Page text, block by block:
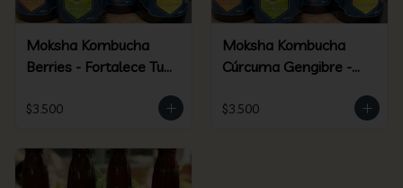
Moksha Kombucha
Berries - Fortalece Tu
$3.500
Moksha Kombucha
Cúrcuma Gengibre -
$3.500